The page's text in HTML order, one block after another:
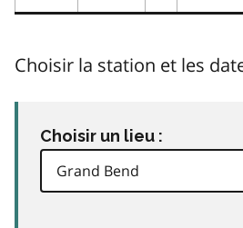
Choisir la station et les
Choisir un lieu :